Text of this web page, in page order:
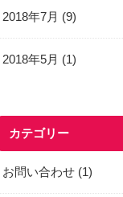
2018年7月 (9)
2018年5月 (1)
カテゴリー
お問い合わせ (1)